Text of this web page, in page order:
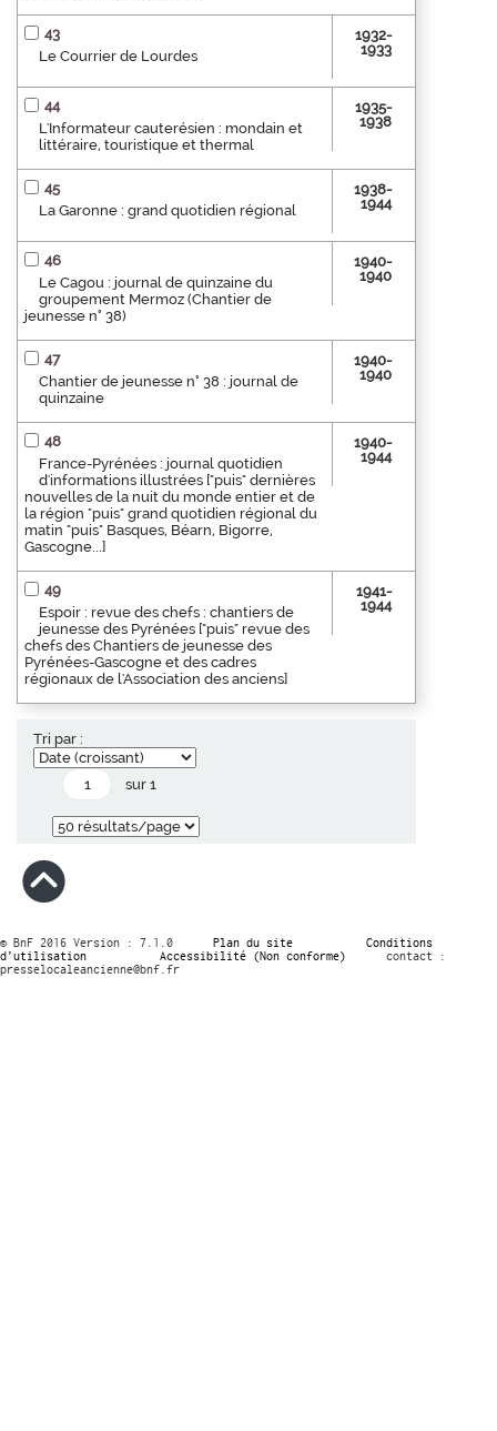
43
Le Courrier de Lourdes
1932-
1933
44
L'Informateur cauterésien : mondain et
littéraire, touristique et thermal
1935-
1938
45
La Garonne : grand quotidien régional
1938-
1944
46
Le Cagou : journal de quinzaine du
groupement Mermoz (Chantier de
jeunesse n° 38)
1940-
1940
47
Chantier de jeunesse n° 38 : journal de
quinzaine
1940-
1940
48
France-Pyrénées : journal quotidien
d'informations illustrées ["puis" dernières
nouvelles de la nuit du monde entier et de
la région "puis" grand quotidien régional du
matin "puis" Basques, Béarn, Bigorre,
Gascogne...]
1940-
1944
49
Espoir : revue des chefs : chantiers de
jeunesse des Pyrénées ["puis" revue des
chefs des Chantiers de jeunesse des
Pyrénées-Gascogne et des cadres
régionaux de l'Association des anciens]
1941-
1944
Tri par :
sur 1
© BnF 2016 Version : 7.1.0 Plan du site
Conditions
d’utilisation
Accessibilité (Non conforme)
contact :
presselocaleancienne@bnf.fr